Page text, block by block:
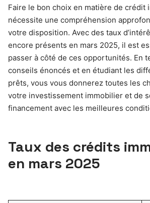
Faire le bon choix en matière de crédit
nécessite une compréhension
votre disposition. Avec des taux
encore présents en mars 2025, il est
passer à côté de ces opportunités. En
conseils énoncés et en étudiant les
prêts, vous vous donnerez toutes les
votre investissement immobilier et de
financement avec les meilleures
Taux des crédits
en mars 2025